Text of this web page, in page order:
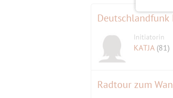
Initiatorin
KATJA (81)
Radtour zum